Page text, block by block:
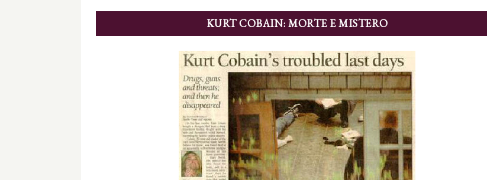
KURT COBAIN: MORTE E MISTERO